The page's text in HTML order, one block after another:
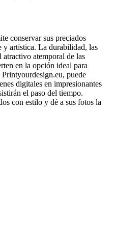
conservar sus preciados
y artística. La durabilidad, las
atemporal de las
en la opción ideal para
puede
digitales en impresionantes
el paso del tiempo.
con estilo y dé a sus fotos la